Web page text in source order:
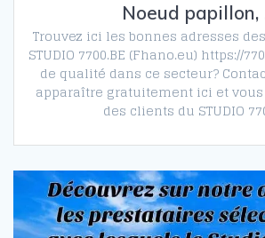
Noeud papillon,
Trouvez ici les bonnes adresses
STUDIO 7700.BE (Fhano.eu) https://
de qualité dans ce secteur?
apparaître gratuitement ici et
des clients du STUDIO